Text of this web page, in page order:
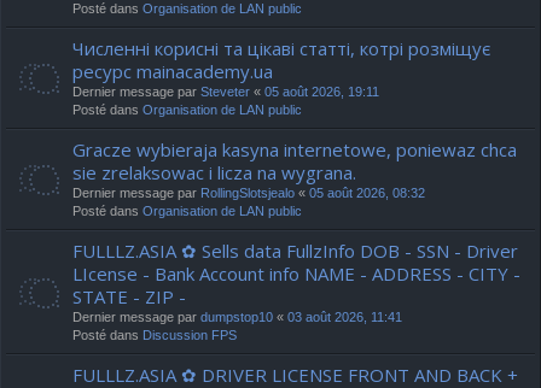
Posté dans Organisation de LAN public
Численні корисні та цікаві статті, котрі розміщує
ресурс mainacademy.ua
Dernier message par Steveter « 05 août 2026, 19:11
Posté dans Organisation de LAN public
Gracze wybieraja kasyna internetowe, poniewaz chca
sie zrelaksowac i licza na wygrana.
Dernier message par RollingSlotsjealo « 05 août 2026, 08:32
Posté dans Organisation de LAN public
FULLLZ.ASIA ✿ Sells data FullzInfo DOB - SSN - Driver
LIcense - Bank Account info NAME - ADDRESS - CITY -
STATE - ZIP -
Dernier message par dumpstop10 « 03 août 2026, 11:41
Posté dans Discussion FPS
FULLLZ.ASIA ✿ DRIVER LICENSE FRONT AND BACK +